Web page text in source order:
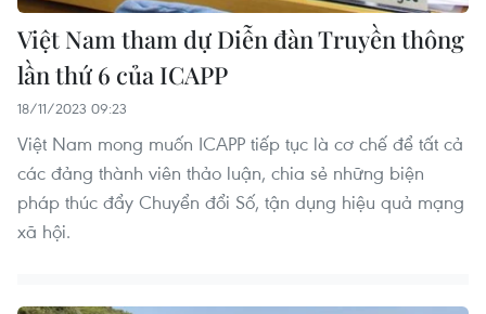
Việt Nam tham dự Diễn đàn Truyền thông
lần thứ 6 của ICAPP
18/11/2023 09:23
Việt Nam mong muốn ICAPP tiếp tục là cơ chế để tất cả
các đảng thành viên thảo luận, chia sẻ những biện
pháp thúc đẩy Chuyển đổi Số, tận dụng hiệu quả mạng
xã hội.